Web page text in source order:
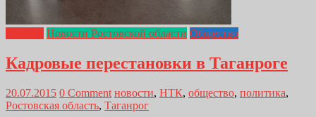
Новости Ростовской области Общество
Кадровые перестановки в Таганроге
20.07.2015 0 Comment новости, НТК, общество, политика,
Ростовская область, Таганрог